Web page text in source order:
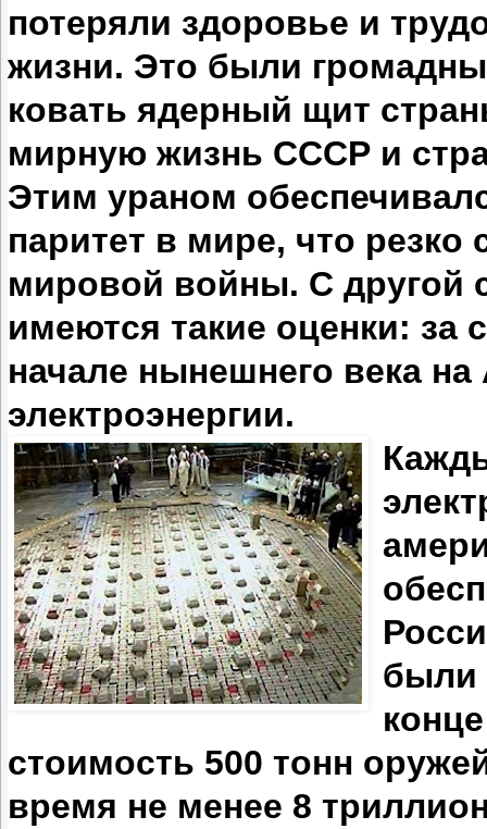
потеряли здоровье и
жизни. Это были
ковать ядерный щит
мирную жизнь СССР и
Этим ураном
паритет в мире, что
мировой войны. С другой
имеются такие оценки: за
начале нынешнего века
электроэнергии.
были
стоимость 500 тонн
время не менее 8